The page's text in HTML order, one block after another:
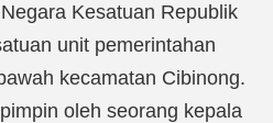
Kesatuan Republik
unit pemerintahan
kecamatan Cibinong.
oleh seorang kepala